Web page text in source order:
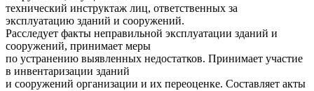
технический инструктаж лиц, ответственных за
эксплуатацию зданий и сооружений.
Расследует факты неправильной эксплуатации зданий и
сооружений, принимает меры
по устранению выявленных недостатков. Принимает участие
в инвентаризации зданий
и сооружений организации и их переоценке. Составляет акты